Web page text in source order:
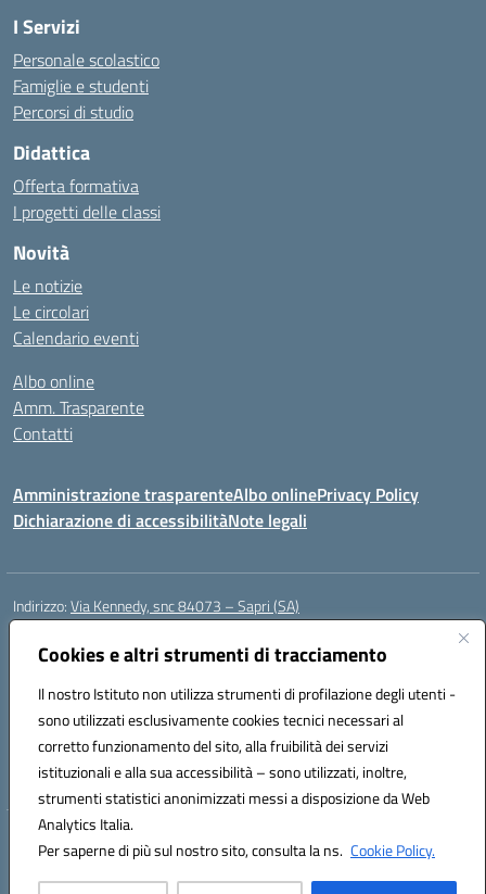
Cookies e altri strumenti di tracciamento
Il nostro Istituto non utilizza strumenti di profilazione degli utenti -
sono utilizzati esclusivamente cookies tecnici necessari al
corretto funzionamento del sito, alla fruibilità dei servizi
istituzionali e alla sua accessibilità – sono utilizzati, inoltre,
strumenti statistici anonimizzati messi a disposizione da Web
Analytics Italia.
Per saperne di più sul nostro sito, consulta la ns. Cookie Policy.
I Servizi
Personale scolastico
Famiglie e studenti
Percorsi di studio
Didattica
Offerta formativa
I progetti delle classi
Novità
Le notizie
Le circolari
Calendario eventi
Albo online
Amm. Trasparente
Contatti
Amministrazione trasparenteAlbo onlinePrivacy Policy
Dichiarazione di accessibilitàNote legali
Indirizzo:Via Kennedy, snc 84073 – Sapri (SA)
Centralino:
Posta elettronica certificata (PEC):saic878008@pec.istruzione.it
Codice fiscale: 84002700650
Codice meccanografico:SAIC878008
Codice Indice delle Pubbliche Amministrazioni (IPA): istsc_saic878008
Codice unico di fatturazione (CUF): UFYPHY
Hosting & Powered by 3D Solution S.r.l.
Concept & Design by Designers Italia